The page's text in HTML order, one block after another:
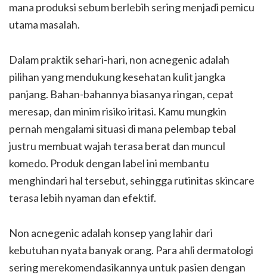
mana produksi sebum berlebih sering menjadi pemicu
utama masalah.
Dalam praktik sehari-hari, non acnegenic adalah
pilihan yang mendukung kesehatan kulit jangka
panjang. Bahan-bahannya biasanya ringan, cepat
meresap, dan minim risiko iritasi. Kamu mungkin
pernah mengalami situasi di mana pelembap tebal
justru membuat wajah terasa berat dan muncul
komedo. Produk dengan label ini membantu
menghindari hal tersebut, sehingga rutinitas skincare
terasa lebih nyaman dan efektif.
Non acnegenic adalah konsep yang lahir dari
kebutuhan nyata banyak orang. Para ahli dermatologi
sering merekomendasikannya untuk pasien dengan